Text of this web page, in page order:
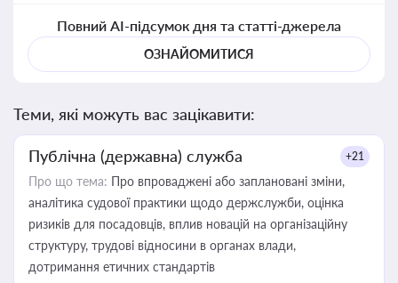
Повний AI-підсумок дня та статті-джерела
ОЗНАЙОМИТИСЯ
Теми, які можуть вас зацікавити:
Публічна (державна) служба +21
Про що тема: Про впроваджені або заплановані зміни,
аналітика судової практики щодо держслужби, оцінка
ризиків для посадовців, вплив новацій на організаційну
структуру, трудові відносини в органах влади,
дотримання етичних стандартів